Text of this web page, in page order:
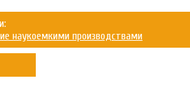
наукоемкими производствами